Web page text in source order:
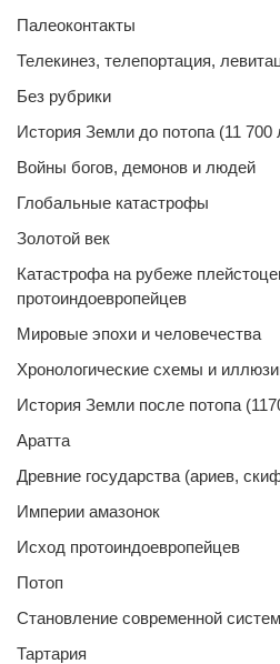
Палеоконтакты
Телекинез, телепортация,
Без рубрики
История Земли до потопа (11 700
Войны богов, демонов и людей
Глобальные катастрофы
Золотой век
Катастрофа на рубеже
протоиндоевропейцев
Мировые эпохи и человечества
Хронологические схемы и
История Земли после потопа
Аратта
Древние государства (ариев,
Империи амазонок
Исход протоиндоевропейцев
Потоп
Становление современной
Тартария